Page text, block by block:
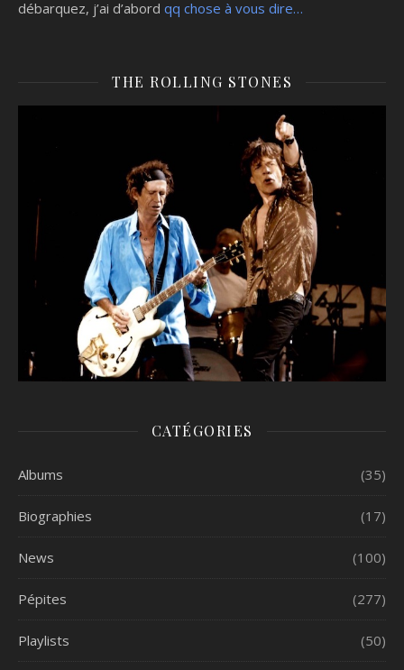
débarquez, j’ai d’abord qq chose à vous dire…
THE ROLLING STONES
CATÉGORIES
Albums (35)
Biographies (17)
News (100)
Pépites (277)
Playlists (50)